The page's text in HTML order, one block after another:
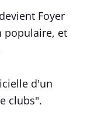
Foyer
populaire, et
d'un
clubs".